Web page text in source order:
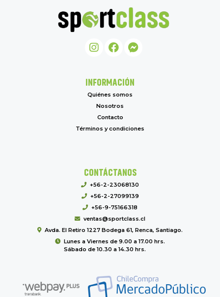
INFORMACIÓN
Quiénes somos
Nosotros
Contacto
Términos y condiciones
CONTÁCTANOS
+56-2-23068130
+56-2-27099139
+56-9-75166318
ventas@sportclass.cl
Avda. El Retiro 1227 Bodega 61, Renca, Santiago.
Lunes a Viernes de 9.00 a 17.00 hrs.
Sábado de 10.30 a 14.30 hrs.